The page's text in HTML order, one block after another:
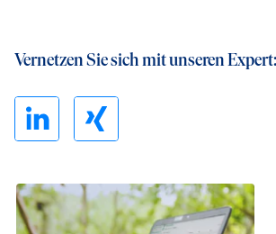
Vernetzen Sie sich mit unseren